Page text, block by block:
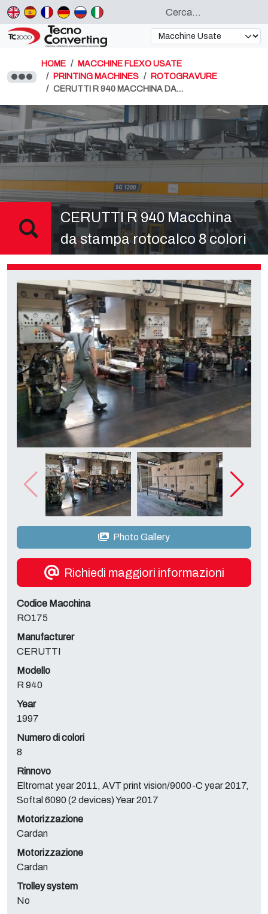
HOME
MACCHINE FLEXO USATE
PRINTING MACHINES
ROTOGRAVURE
CERUTTI R 940 MACCHINA DA…
CERUTTI R 940 Macchina
da stampa rotocalco 8 colori
Photo Gallery
Richiedi maggiori informazioni
Codice Macchina
RO175
Manufacturer
CERUTTI
Modello
R 940
Year
1997
Numero di colori
8
Rinnovo
Eltromat year 2011, AVT print vision/9000-C year 2017,
Softal 6090 (2 devices) Year 2017
Motorizzazione
Cardan
Motorizzazione
Cardan
Trolley system
No